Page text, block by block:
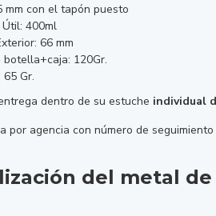
mm con el tapón puesto
400ml
66 mm
botella+caja: 120Gr.
65 Gr.
dentro de su estuche individual
por agencia con número de
del metal